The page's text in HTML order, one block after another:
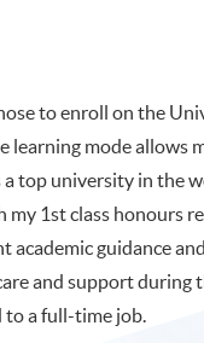
to enroll on the
learning mode allows
top university in the
my 1st class honours
guidance and
and support during
to a full-time job.